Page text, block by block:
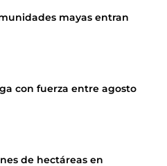
mayas entran
con fuerza entre agosto
de hectáreas en